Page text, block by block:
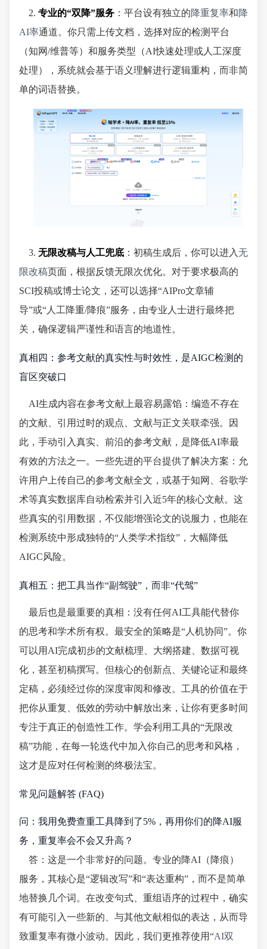
2. 专业的“双降”服务 ：平台设有独立的降重复率和降
AI率通道。你只需上传文档，选择对应的检测平台
（知网/维普等）和服务类型（AI快速处理或人工深度
处理），系统就会基于语义理解进行逻辑重构，而非简
单的词语替换。
3. 无限改稿与人工兜底 ：初稿生成后，你可以进入无
限改稿页面，根据反馈无限次优化。对于要求极高的
SCI投稿或博士论文，还可以选择“AIPro文章辅
导”或“人工降重/降痕”服务，由专业人士进行最终把
关，确保逻辑严谨性和语言的地道性。
真相四：参考文献的真实性与时效性，是AIGC检测的
盲区突破口
AI生成内容在参考文献上最容易露馅：编造不存在
的文献、引用过时的观点、文献与正文关联牵强。因
此，手动引入真实、前沿的参考文献，是降低AI率最
有效的方法之一。一些先进的平台提供了解决方案：允
许用户上传自己的参考文献全文，或基于知网、谷歌学
术等真实数据库自动检索并引入近5年的核心文献。这
些真实的引用数据，不仅能增强论文的说服力，也能在
检测系统中形成独特的“人类学术指纹”，大幅降低
AIGC风险。
真相五：把工具当作“副驾驶”，而非“代驾”
最后也是最重要的真相：没有任何AI工具能代替你
的思考和学术所有权。最安全的策略是“人机协同”。你
可以用AI完成初步的文献梳理、大纲搭建、数据可视
化，甚至初稿撰写。但核心的创新点、关键论证和最终
定稿，必须经过你的深度审阅和修改。工具的价值在于
把你从重复、低效的劳动中解放出来，让你有更多时间
专注于真正的创造性工作。学会利用工具的“无限改
稿”功能，在每一轮迭代中加入你自己的思考和风格，
这才是应对任何检测的终极法宝。
常见问题解答 (FAQ)
问：我用免费查重工具降到了5%，再用你们的降AI服
务，重复率会不会又升高？
答：这是一个非常好的问题。专业的降AI（降痕）
服务，其核心是“逻辑改写”和“表达重构”，而不是简单
地替换几个词。在改变句式、重组语序的过程中，确实
有可能引入一些新的、与其他文献相似的表达，从而导
致重复率有微小波动。因此，我们更推荐使用“AI双